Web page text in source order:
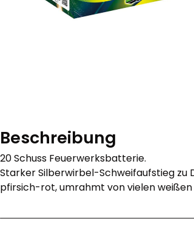
Silvestergießen
Beschreibung
20 Schuss Feuerwerksbatterie.
Starker Silberwirbel-Schweifaufstieg
pfirsich-rot, umrahmt von vielen weißen